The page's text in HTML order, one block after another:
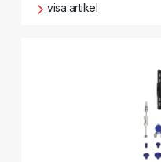
visa artikel